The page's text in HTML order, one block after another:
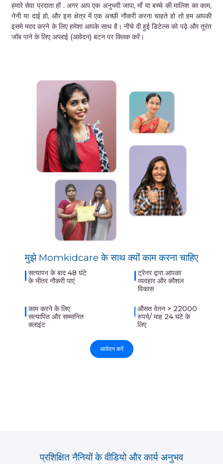
हमारे सेवा प्रदाता हों . अगर आप एक अनुभवी जापा, माँ या बच्चे की मालिश का काम,
नेनी या दाई हो, और इस क्षेत्र में एक अच्छी नौकरी करना चाहते हो तो हम आपकी
इसमे मदद करने के लिए हमेशा आपके साथ है। नीचे दी हुई डिटेल्स को पढ़े और तुरंत
जॉब पाने के लिए अप्लाई (आवेदन) बटन पर क्लिक करें।
मुझे Momkidcare के साथ क्यों काम करना चाहिए
सत्यापन के बाद 48 घंटे
के भीतर नौकरी पाएं
ट्रेनर द्वारा आपका
व्यवहार और कौशल
विकास
काम करने के लिए
सत्यापित और सम्मानित
क्लाइंट
औसत वेतन > 22000
रुपये/ माह 24 घंटे के
लिए
आवेदन करें
प्रशिक्षित नैनियों के वीडियो और कार्य अनुभव